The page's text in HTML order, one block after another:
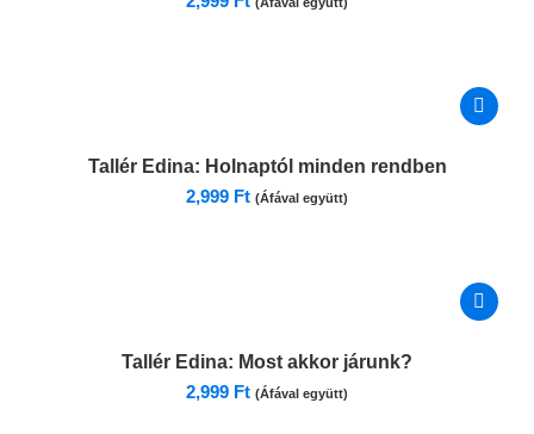
Tallér Edina: Holnaptól minden rendben
2,999 Ft (Áfával együtt)
Tallér Edina: Most akkor járunk?
2,999 Ft (Áfával együtt)